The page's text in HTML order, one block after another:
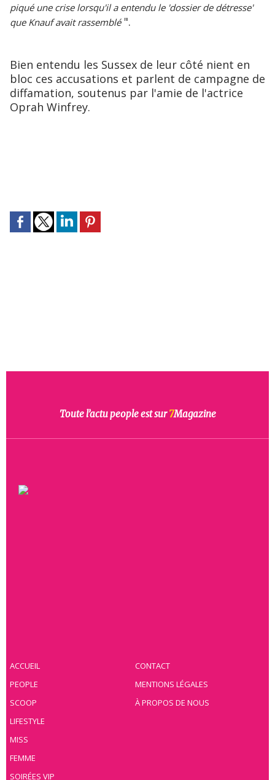
piqué une crise lorsqu'il a entendu le 'dossier de détresse'
que Knauf avait rassemblé".
Bien entendu les Sussex de leur côté nient en
bloc ces accusations et parlent de campagne de
diffamation, soutenus par l'amie de l'actrice
Oprah Winfrey.
Toute l’actu people est sur7Magazine
ACCUEIL
PEOPLE
SCOOP
LIFESTYLE
MISS
FEMME
SOIRÉES VIP
CONTACT
MENTIONS LÉGALES
À PROPOS DE NOUS